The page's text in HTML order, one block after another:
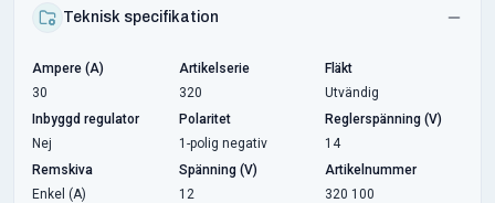
Teknisk specifikation
Ampere (A)
30
Artikelserie
320
Fläkt
Utvändig
Inbyggd regulator
Nej
Polaritet
1-polig negativ
Reglerspänning (V)
14
Remskiva
Enkel (A)
Spänning (V)
12
Artikelnummer
320 100